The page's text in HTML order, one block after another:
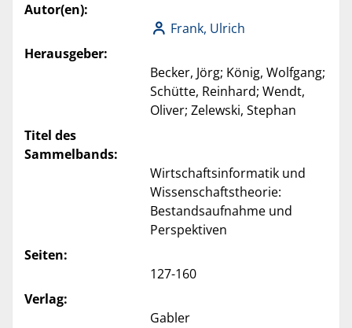
Autor(en):
Frank, Ulrich
Herausgeber:
Becker, Jörg; König, Wolfgang;
Schütte, Reinhard; Wendt,
Oliver; Zelewski, Stephan
Titel des
Sammelbands:
Wirtschaftsinformatik und
Wissenschaftstheorie:
Bestandsaufnahme und
Perspektiven
Seiten:
127-160
Verlag:
Gabler